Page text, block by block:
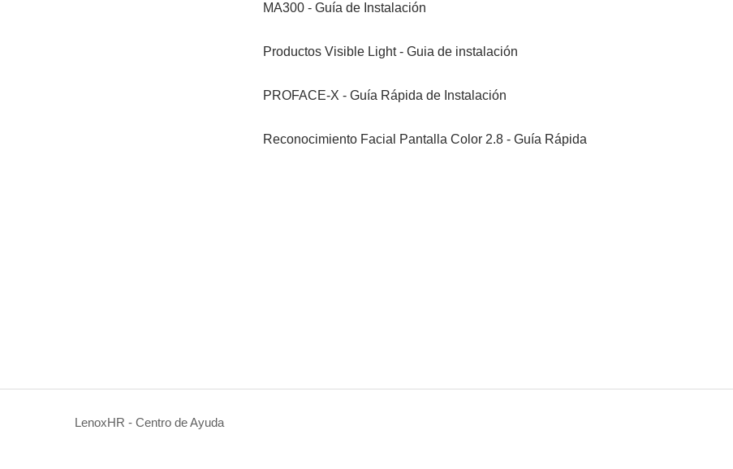
MA300 - Guía de Instalación
Productos Visible Light - Guia de instalación
PROFACE-X - Guía Rápida de Instalación
Reconocimiento Facial Pantalla Color 2.8 - Guía Rápida
LenoxHR - Centro de Ayuda